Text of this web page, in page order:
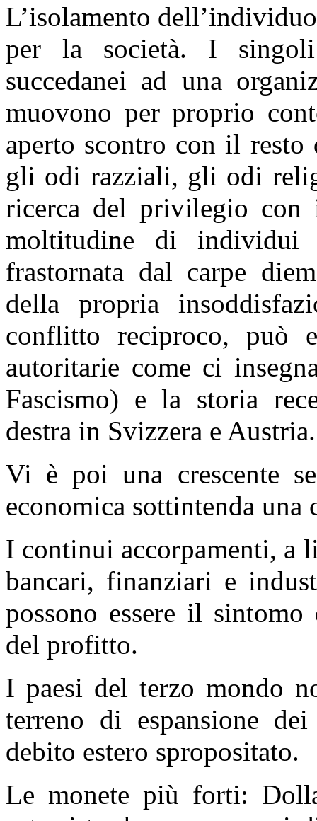
L’isolamento
per la società. I
succedanei ad una
muovono per proprio
aperto scontro con il resto
gli odi razziali, gli odi
ricerca del privilegio con
moltitudine di individui
frastornata dal carpe
della propria
conflitto reciproco, può
autoritarie come ci
Fascismo) e la storia
destra in Svizzera e Austria.
Vi è poi una crescente
economica sottintenda
I continui accorpamenti, a
bancari, finanziari e
possono essere il
del profitto.
I paesi del terzo mondo
terreno di espansione
debito estero spropositato.
Le monete più forti: